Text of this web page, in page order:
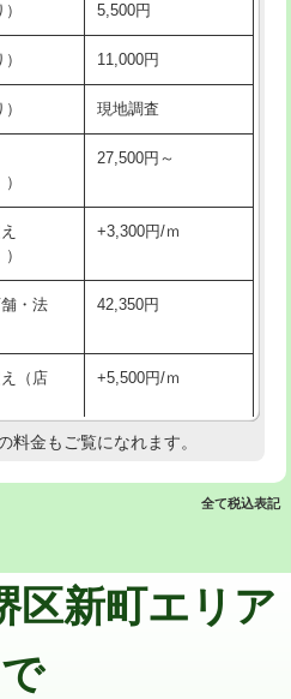
38,500円
22,000円
16,500円
現場見積
格です。
ップ
22,000円+材料費
栓） 16,500円
/3ｍ超
し作業） 11,000円~
66,000円
え）
5,500円
11,000円
現地調査
27,500円～
+3,300円/ｍ
・法
42,350円
（店
+5,500円/ｍ
現地調査
+3,300円
料金もご覧になれます。
全て税込表記
区新町エリア
で